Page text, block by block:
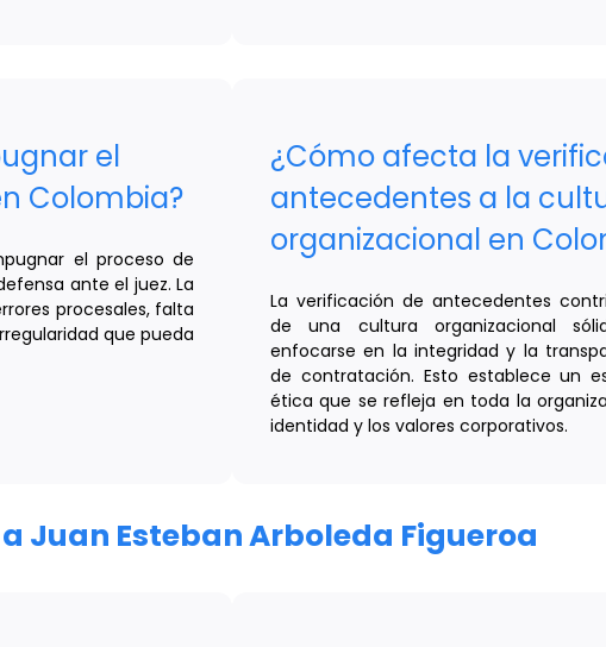
el
Colombia?
el proceso de
ante el juez. La
procesales, falta
que pueda
¿Cómo afecta la
antecedentes a la
organizacional en
La verificación de antecedentes
de una cultura organizacional
enfocarse en la integridad y la
de contratación. Esto establece un
ética que se refleja en toda la
identidad y los valores corporativos.
Juan Esteban Arboleda Figueroa